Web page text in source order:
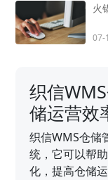
火
07-
织信
储运营效
织信WMS仓储
统，它可以帮
化，提高仓储